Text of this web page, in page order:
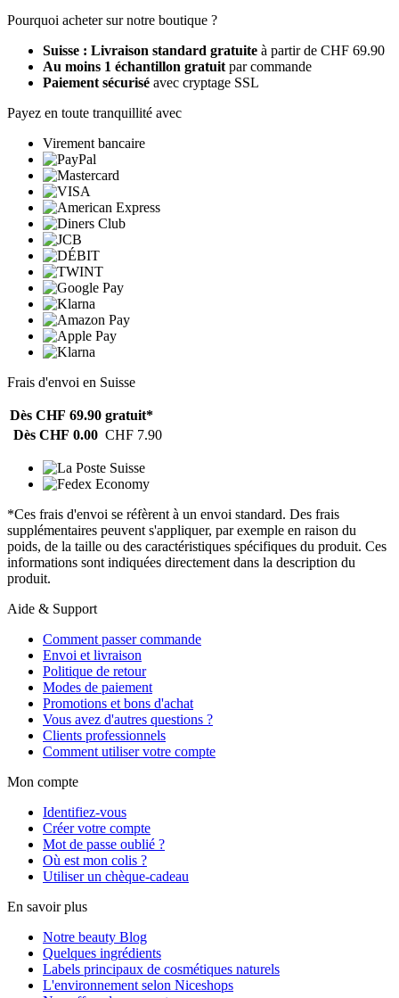
Pourquoi acheter sur notre boutique ?
Suisse : Livraison standard gratuite à partir de CHF 69.90
Au moins 1 échantillon gratuit par commande
Paiement sécurisé avec cryptage SSL
Payez en toute tranquillité avec
Virement bancaire
Frais d'envoi en Suisse
Dès CHF 69.90 gratuit*
Dès CHF 0.00 CHF 7.90
*Ces frais d'envoi se réfèrent à un envoi standard. Des frais
supplémentaires peuvent s'appliquer, par exemple en raison du
poids, de la taille ou des caractéristiques spécifiques du produit. Ces
informations sont indiquées directement dans la description du
produit.
Aide & Support
Comment passer commande
Envoi et livraison
Politique de retour
Modes de paiement
Promotions et bons d'achat
Vous avez d'autres questions ?
Clients professionnels
Comment utiliser votre compte
Mon compte
Identifiez-vous
Créer votre compte
Mot de passe oublié ?
Où est mon colis ?
Utiliser un chèque-cadeau
En savoir plus
Notre beauty Blog
Quelques ingrédients
Labels principaux de cosmétiques naturels
L'environnement selon Niceshops